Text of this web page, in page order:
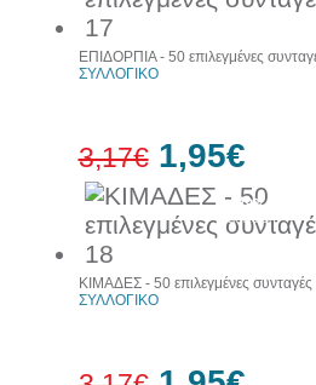
38%
έκπτωση
ΕΠΙΔΟΡΠΙΑ - 50 επιλεγμένες
ΣΥΛΛΟΓΙΚΟ
3,17€ 1,95€
ΚΙΜΑΔΕΣ - 50 επιλεγμένες
ΣΥΛΛΟΓΙΚΟ